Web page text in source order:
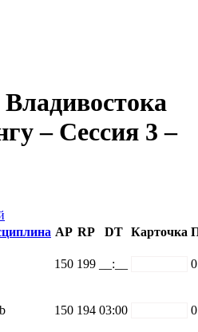
– Сессия 3 –
AP RP DT Карточка
150 199 __:__ 0
150 194 03:00 0